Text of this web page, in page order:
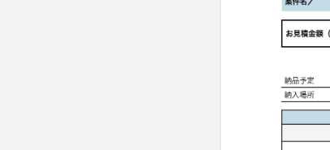
対象と
なる施
業例
伐採によ
る利益に
ついて
CHATGPT